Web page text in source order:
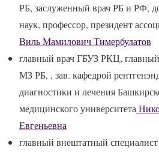
РБ, заслуженный врач РБ и РФ,
наук, профессор, президент
Виль Мамилович Тимербулатов
главный врач ГБУЗ РКЦ,
МЗ РБ, , зав. кафедрой
диагностики и лечения
медицинского университета
Евгеньевна
главный внештатный